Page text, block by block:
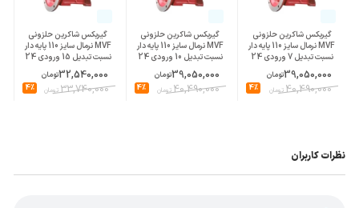
گیربکس شاکرین حلزونی
MVF نرمال سایز 110 پایه دار
نسبت تبدیل 7 ورودی 24
پوسته چدن
39,050,000تومان
40,490,000تومان 4%
گیربکس شاکرین حلزونی
MVF نرمال سایز 110 پایه دار
نسبت تبدیل 10 ورودی 24
پوسته چدن
39,050,000تومان
40,490,000تومان 4%
گیربکس شاکرین حلزونی
MVF نرمال سایز 110 پایه دار
نسبت تبدیل 15 ورودی 24
پوسته چدن
32,540,000تومان
33,740,000تومان 4%
نظرات کاربران